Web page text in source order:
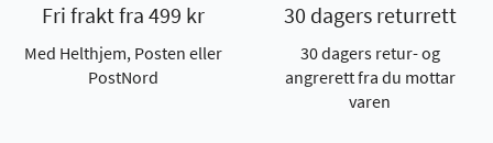
Fri frakt fra 499 kr
Med Helthjem, Posten eller
PostNord
30 dagers returrett
30 dagers retur- og
angrerett fra du mottar
varen